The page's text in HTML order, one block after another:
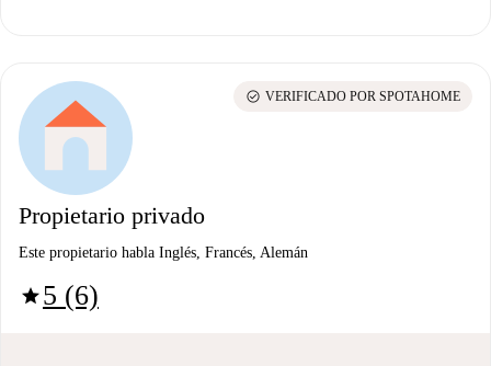
Propietario privado
Este propietario habla Inglés, Francés, Alemán
star5 (6)
check_circle VERIFICADO POR SPOTAHOME